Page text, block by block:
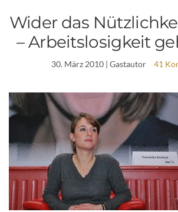
Wider das
– Arbeitslosigkeit
30. März 2010| Gastautor 41